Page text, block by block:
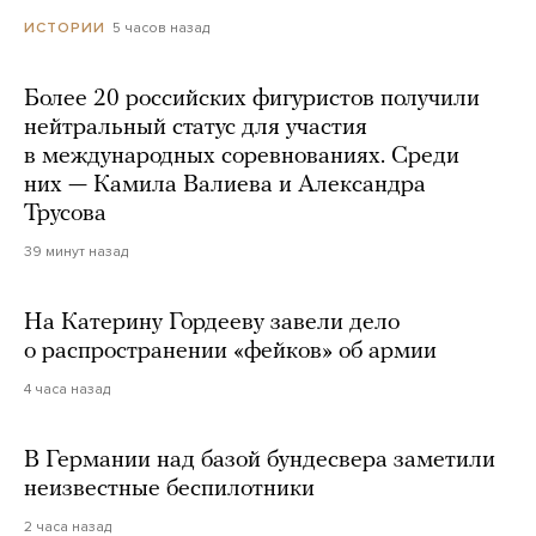
ИСТОРИИ 5 часов назад
Более 20 российских фигуристов получили
нейтральный статус для участия
в международных соревнованиях. Среди
них — Камила Валиева и Александра
Трусова
39 минут назад
На Катерину Гордееву завели дело
о распространении «фейков» об армии
4 часа назад
В Германии над базой бундесвера заметили
неизвестные беспилотники
2 часа назад